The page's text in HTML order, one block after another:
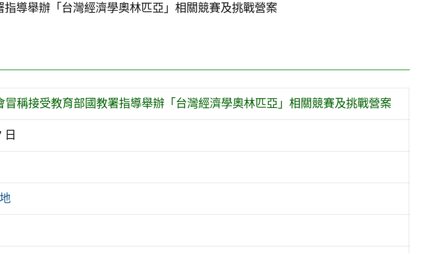
導舉辦「台灣經濟學奧林匹亞」相關競賽及挑戰營案
冒稱接受教育部國教署指導舉辦「台灣經濟學奧林匹亞」相關競賽及挑戰營案
日